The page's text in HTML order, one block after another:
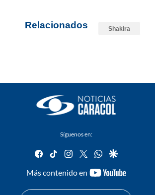
Relacionados Shakira
Síguenos en:
facebook
tiktok instagram
twitterwhatsapp
google
Más contenido en
youtube-